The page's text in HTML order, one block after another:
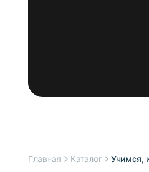
Главная Каталог Учимся,